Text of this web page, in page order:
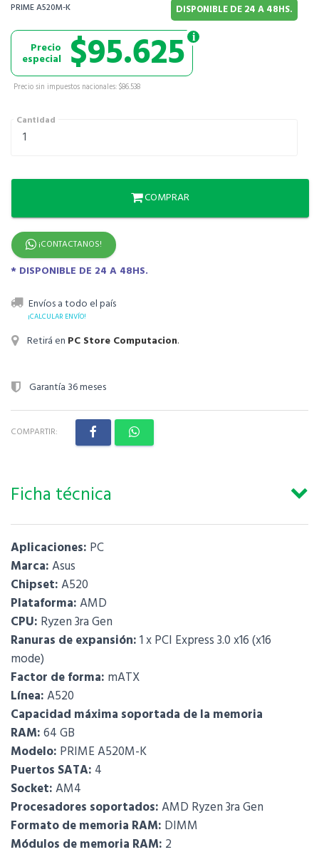
PRIME A520M-K DISPONIBLE DE 24 A 48HS.
$95.625
Precio
especial
Precio sin impuestos nacionales: $86.538
Cantidad
COMPRAR
¡CONTACTANOS!
* DISPONIBLE DE 24 A 48HS.
Envíos a todo el país
¡CALCULAR ENVÍO!
Retirá en PC Store Computacion.
Garantía 36 meses
COMPARTIR:
Ficha técnica
Aplicaciones: PC
Marca:Asus
Chipset:A520
Plataforma:AMD
CPU: Ryzen 3ra Gen
Ranuras de expansión:1 x PCI Express 3.0 x16 (x16
mode)
Factor de forma: mATX
Línea:A520
Capacidad máxima soportada de la memoria
RAM:64 GB
Modelo: PRIME A520M-K
Puertos SATA: 4
Socket:AM4
Procesadores soportados:AMD Ryzen 3ra Gen
Formato de memoria RAM: DIMM
Módulos de memoria RAM: 2